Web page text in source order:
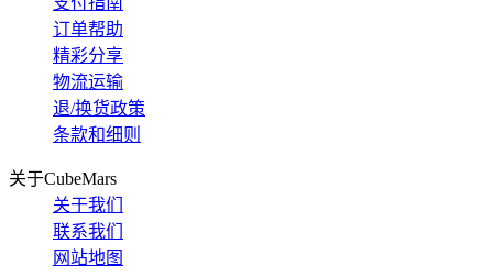
订单帮助
精彩分享
物流运输
退/换货政策
条款和细则
关于CubeMars
关于我们
联系我们
网站地图